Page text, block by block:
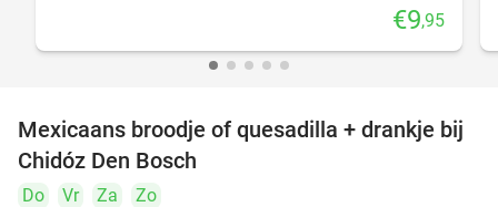
€9,95
37%
Mexicaans broodje of quesadilla + drankje bij
Chidóz Den Bosch
Do Vr Za
Zo